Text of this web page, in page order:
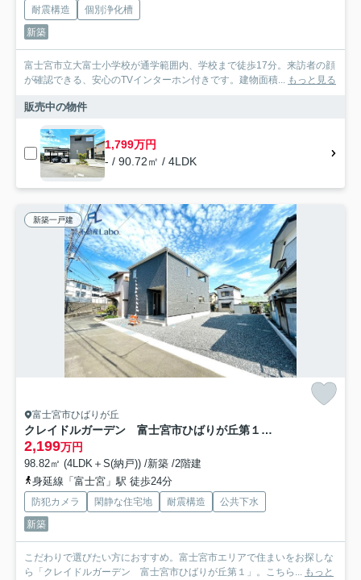
耐震構造
個別浄化槽
新築
富士宮市立大富士小学校が通学範囲内、学校まで徒歩17分。来訪者の顔
が確認できる、安心のTVインターホン付きです。建物面積... もっと見る
販売中の物件
1,799万円
- / 90.72㎡ / 4LDK
新築一戸建
富士宮市ひばりが丘
クレイドルガーデン 富士宮市ひばりが丘第１ 全1棟
2,199万円
98.82㎡ (4LDK＋S(納戸)) /新築 /2階建
身延線「富士宮」駅 徒歩24分
防犯カメラ 閑静な住宅地 耐震構造
公共下水
新築
こだわりで選びたい方におすすめ。富士宮市エリアで住まいをお探しな
ら「クレイドルガーデン 富士宮市ひばりが丘第１」。こちら... もっと